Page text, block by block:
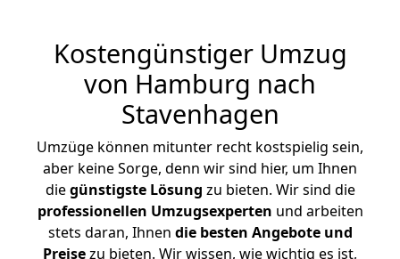
Kostengünstiger Umzug
von Hamburg nach
Stavenhagen
Umzüge können mitunter recht kostspielig sein,
aber keine Sorge, denn wir sind hier, um Ihnen
diegünstigste Lösung zu bieten. Wir sind die
professionellen Umzugsexperten und arbeiten
stets daran, Ihnen die besten Angebote und
Preisezu bieten. Wir wissen, wie wichtig es ist,